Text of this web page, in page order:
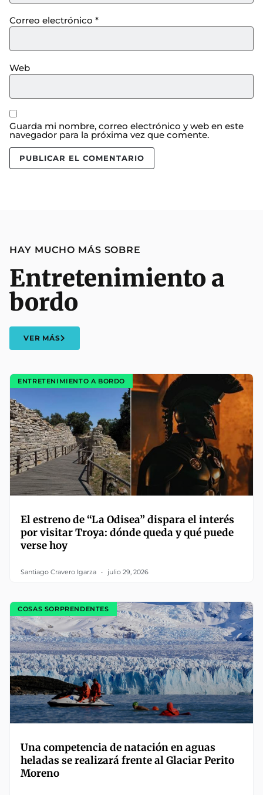
Correo electrónico *
Web
Guarda mi nombre, correo electrónico y web en este
navegador para la próxima vez que comente.
HAY MUCHO MÁS SOBRE
Entretenimiento a
bordo
VER MÁS
ENTRETENIMIENTO A BORDO
El estreno de “La Odisea” dispara el interés
por visitar Troya: dónde queda y qué puede
verse hoy
Santiago Cravero Igarza julio 29, 2026
COSAS SORPRENDENTES
Una competencia de natación en aguas
heladas se realizará frente al Glaciar Perito
Moreno